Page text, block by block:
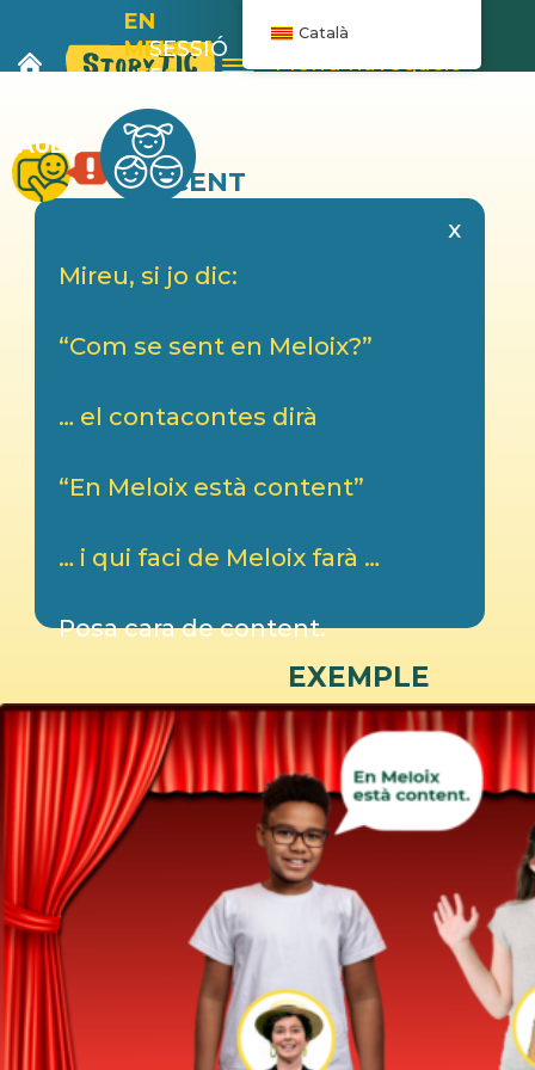
EN
MELOIX
I ELS
PLÀTANS
SESSIÓ
5
Menú navegació
AULA
DOCENT
x
Mireu, si jo dic:
“Com se sent en Meloix?”
… el contacontes dirà
“En Meloix està content”
… i qui faci de Meloix farà …
Posa cara de content.
EXEMPLE
Català